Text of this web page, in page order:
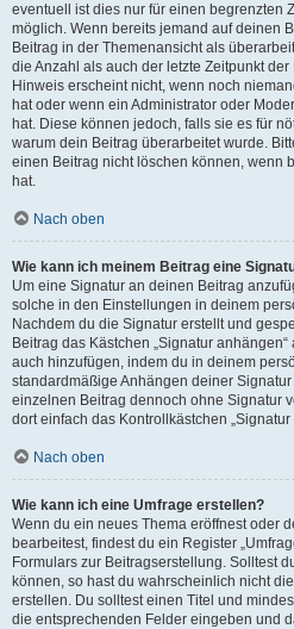
eventuell ist dies nur für einen begrenzten
möglich. Wenn bereits jemand auf deinen
Beitrag in der Themenansicht als
die Anzahl als auch der letzte Zeitpunkt
Hinweis erscheint nicht, wenn noch
hat oder wenn ein Administrator oder
hat. Diese können jedoch, falls sie es für
warum dein Beitrag überarbeitet wurde.
einen Beitrag nicht löschen können, wenn
hat.
Nach oben
Wie kann ich meinem Beitrag eine
Um eine Signatur an deinen Beitrag
solche in den Einstellungen in deinem
Nachdem du die Signatur erstellt und
Beitrag das Kästchen „Signatur
auch hinzufügen, indem du in deinem
standardmäßige Anhängen deiner
einzelnen Beitrag dennoch ohne Signatur
dort einfach das Kontrollkästchen
Nach oben
Wie kann ich eine Umfrage erstellen?
Wenn du ein neues Thema eröffnest oder
bearbeitest, findest du ein Register
Formulars zur Beitragserstellung. Solltest
können, so hast du wahrscheinlich nicht
erstellen. Du solltest einen Titel und
die entsprechenden Felder eingeben und